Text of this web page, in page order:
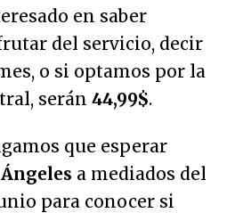
en saber
del servicio, decir
o si optamos por la
serán 44,99$.
que esperar
a mediados del
para conocer si